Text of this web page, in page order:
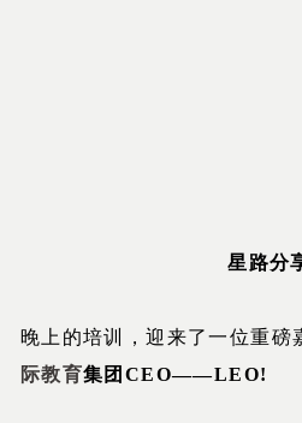
星路分
晚上的培训，迎来了一位重磅
际教育集团CEO——LEO!